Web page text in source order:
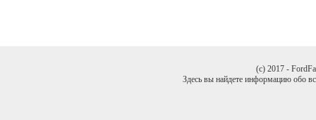
(c) 2017 -
Здесь вы найдете информацию обо